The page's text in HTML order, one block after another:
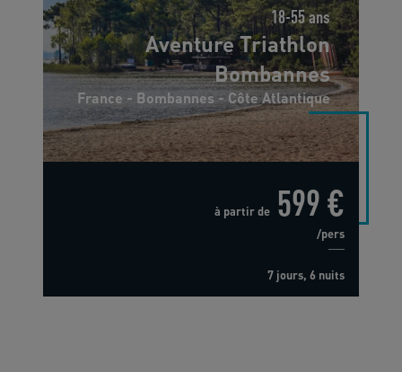
18-55 ans
Aventure Triathlon
Bombannes
France - Bombannes - Côte Atlantique
à partir de 599 €
/pers
7 jours, 6 nuits